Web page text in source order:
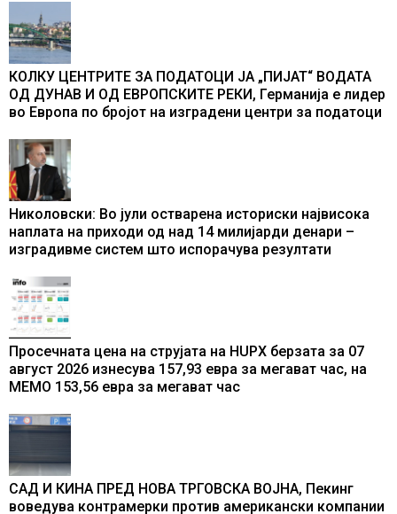
промени текот на историјата
КОЛКУ ЦЕНТРИТЕ ЗА ПОДАТОЦИ ЈА „ПИЈАТ“ ВОДАТА
ОД ДУНАВ И ОД ЕВРОПСКИТЕ РЕКИ, Германија е лидер
во Европа по бројот на изградени центри за податоци
Николовски: Во јули остварена историски највисока
наплата на приходи од над 14 милијарди денари –
изградивме систем што испорачува резултати
Просечната цена на струјата на HUPX берзата за 07
август 2026 изнесува 157,93 евра за мегават час, на
МЕМО 153,56 евра за мегават час
САД И КИНА ПРЕД НОВА ТРГОВСКА ВОЈНА, Пекинг
воведува контрамерки против американски компании